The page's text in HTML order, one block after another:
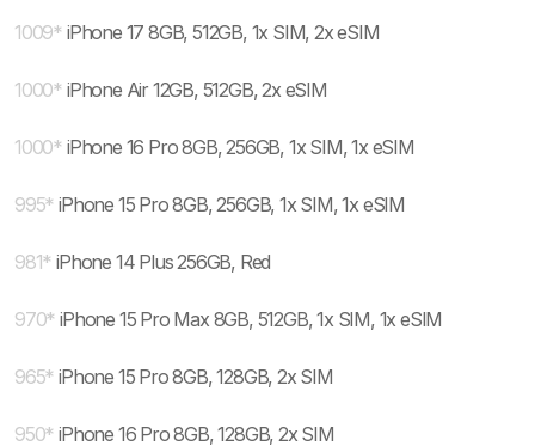
1009* iPhone 17 8GB, 512GB, 1x SIM, 2x eSIM
1000* iPhone Air 12GB, 512GB, 2x eSIM
1000* iPhone 16 Pro 8GB, 256GB, 1x SIM, 1x eSIM
995* iPhone 15 Pro 8GB, 256GB, 1x SIM, 1x eSIM
981* iPhone 14 Plus 256GB, Red
970* iPhone 15 Pro Max 8GB, 512GB, 1x SIM, 1x eSIM
965* iPhone 15 Pro 8GB, 128GB, 2x SIM
950* iPhone 16 Pro 8GB, 128GB, 2x SIM